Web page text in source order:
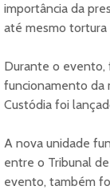
importância da
até mesmo tortura
Durante o evento,
funcionamento da
Custódia foi
A nova unidade
entre o Tribunal
evento, também